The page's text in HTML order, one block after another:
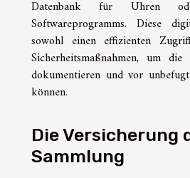
Datenbank für Uhren
Softwareprogramms. Diese
sowohl einen effizienten
Sicherheitsmaßnahmen, um
dokumentieren und vor
können.
Die Versicherung
Sammlung